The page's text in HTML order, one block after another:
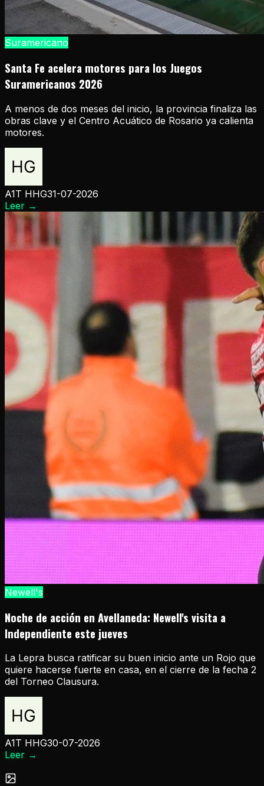
Suramericano
Santa Fe acelera motores para los Juegos
Suramericanos 2026
A menos de dos meses del inicio, la provincia finaliza las
obras clave y el Centro Acuático de Rosario ya calienta
motores.
A1T HHG31-07-2026
Leer →
Newell's
Noche de acción en Avellaneda: Newell's visita a
Independiente este jueves
La Lepra busca ratificar su buen inicio ante un Rojo que
quiere hacerse fuerte en casa, en el cierre de la fecha 2
del Torneo Clausura.
A1T HHG30-07-2026
Leer →